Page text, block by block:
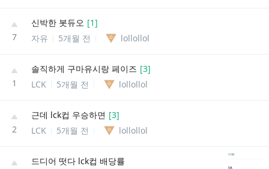
7
신박한 봇듀오 [1]
자유
5개월 전 lollollol
1
솔직하게 구마유시랑 페이즈 [3]
LCK
5개월 전 lollollol
2
근데 lck컵 우승하면 [3]
LCK
5개월 전 lollollol
드디어 떳다 lck컵 배당률